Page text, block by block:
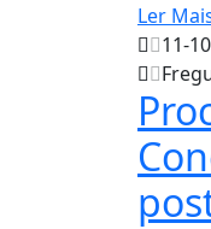
Ler
11-